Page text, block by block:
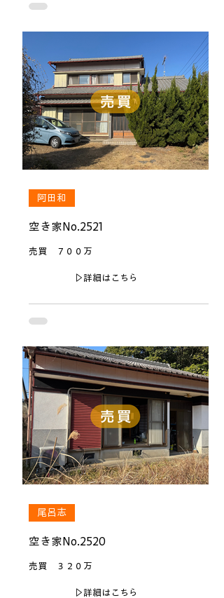
空き家No.2521
売買 ７００万
▷詳細はこちら
阿田和
空き家No.2520
売買 ３２０万
▷詳細はこちら
尾呂志